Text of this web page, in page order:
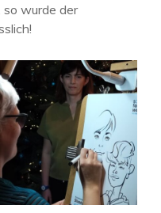
so wurde der